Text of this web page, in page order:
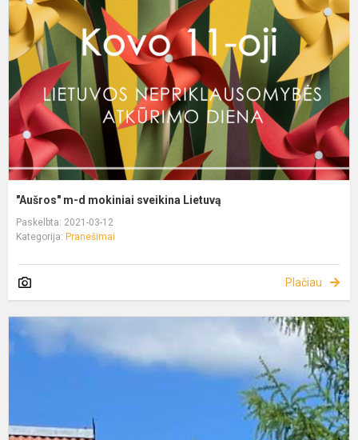
"Aušros" m-d mokiniai sveikina Lietuvą
Paskelbta: 2021-03-12
Kategorija: Pranešimai
Plačiau